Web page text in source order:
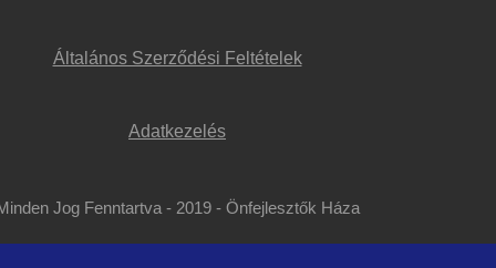
Általános Szerződési Feltételek
Adatkezelés
Jog Fenntartva - 2019 - Önfejlesztők Háza